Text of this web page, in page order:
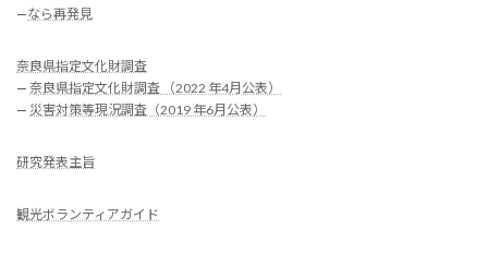
—なら再発見
奈良県指定文化財調査
— 奈良県指定文化財調査 （2022 年4月公表）
— 災害対策等現況調査（2019 年6月公表）
研究発表主旨
観光ボランティアガイド